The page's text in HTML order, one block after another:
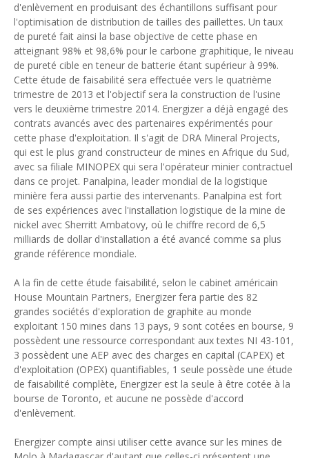
d'enlèvement en produisant des échantillons suffisant pour
l'optimisation de distribution de tailles des paillettes. Un taux
de pureté fait ainsi la base objective de cette phase en
atteignant 98% et 98,6% pour le carbone graphitique, le niveau
de pureté cible en teneur de batterie étant supérieur à 99%.
Cette étude de faisabilité sera effectuée vers le quatrième
trimestre de 2013 et l'objectif sera la construction de l'usine
vers le deuxième trimestre 2014. Energizer a déjà engagé des
contrats avancés avec des partenaires expérimentés pour
cette phase d'exploitation. Il s'agit de DRA Mineral Projects,
qui est le plus grand constructeur de mines en Afrique du Sud,
avec sa filiale MINOPEX qui sera l'opérateur minier contractuel
dans ce projet. Panalpina, leader mondial de la logistique
minière fera aussi partie des intervenants. Panalpina est fort
de ses expériences avec l'installation logistique de la mine de
nickel avec Sherritt Ambatovy, où le chiffre record de 6,5
milliards de dollar d'installation a été avancé comme sa plus
grande référence mondiale.
A la fin de cette étude faisabilité, selon le cabinet américain
House Mountain Partners, Energizer fera partie des 82
grandes sociétés d'exploration de graphite au monde
exploitant 150 mines dans 13 pays, 9 sont cotées en bourse, 9
possèdent une ressource correspondant aux textes NI 43-101,
3 possèdent une AEP avec des charges en capital (CAPEX) et
d'exploitation (OPEX) quantifiables, 1 seule possède une étude
de faisabilité complète, Energizer est la seule à être cotée à la
bourse de Toronto, et aucune ne possède d'accord
d'enlèvement.
Energizer compte ainsi utiliser cette avance sur les mines de